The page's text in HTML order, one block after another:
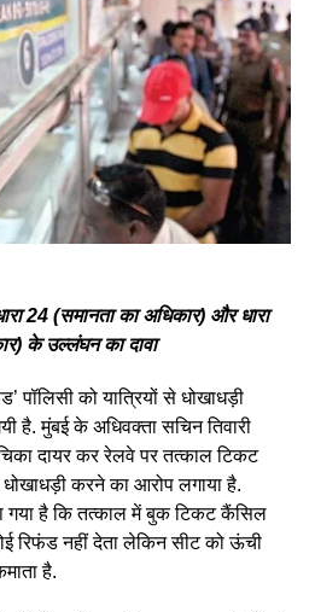
24 (समानता का अधिकार) और धारा
के उल्लंघन का दावा
पॉलिसी को यात्रियों से धोखाधड़ी
है. मुंबई के अधिवक्ता सचिन तिवारी
दायर कर रेलवे पर तत्काल टिकट
करने का आरोप लगाया है.
गया है कि तत्काल में बुक टिकट कैंसिल
रिफंड नहीं देता लेकिन सीट को ऊंची
है.